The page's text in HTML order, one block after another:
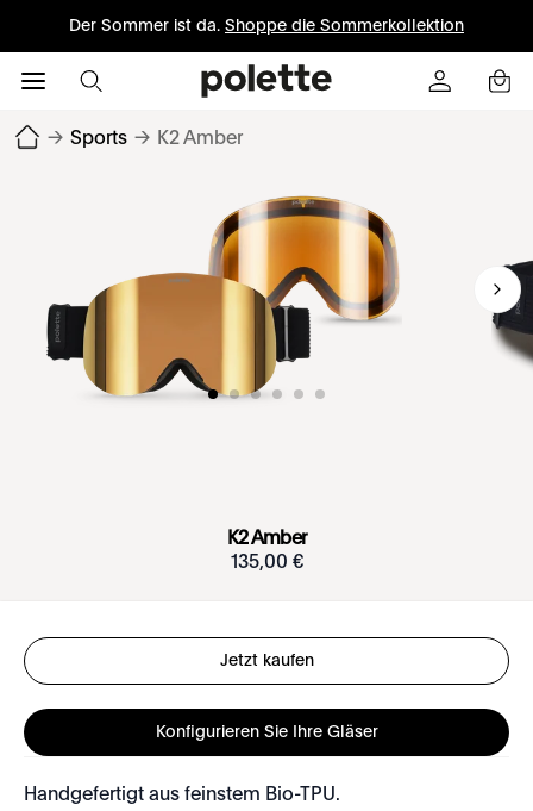
Der Sommer ist da. Shoppe die Sommerkollektion
→ Sports → K2 Amber
K2 Amber
135,00 €
Jetzt kaufen
Konfigurieren Sie Ihre Gläser
Handgefertigt aus feinstem Bio-TPU.